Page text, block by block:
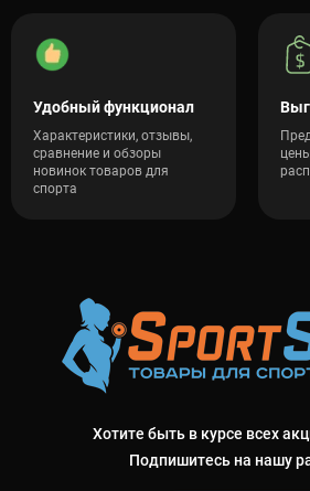
Удобный функционал
Характеристики, отзывы,
сравнение и обзоры
новинок товаров для
спорта
Хотите быть в курсе всех
Подпишитесь на нашу